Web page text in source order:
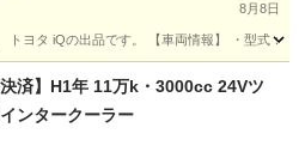
8月8日
トヨタ iQの出品です。 【車両情報】 ・型式：
その他
決済】H1年 11万k・3000cc 24Vツ
ンタークーラー